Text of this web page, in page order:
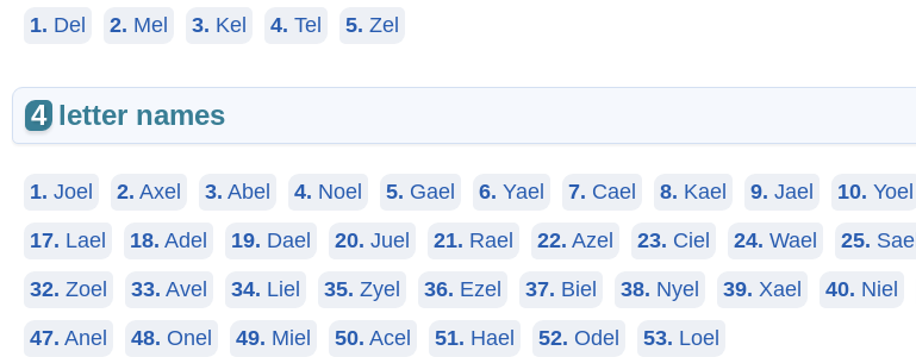
1. Del 2. Mel 3. Kel 4. Tel 5. Zel
4 letter names
1. Joel 2. Axel 3. Abel 4. Noel 5. Gael 6. Yael 7. Cael 8. Kael 9. Jael 10. Yoel
17. Lael 18. Adel 19. Dael 20. Juel 21. Rael 22. Azel 23. Ciel 24. Wael 25. Sael
32. Zoel 33. Avel 34. Liel 35. Zyel 36. Ezel 37. Biel 38. Nyel 39. Xael 40. Niel
47. Anel 48. Onel 49. Miel 50. Acel 51. Hael 52. Odel 53. Loel